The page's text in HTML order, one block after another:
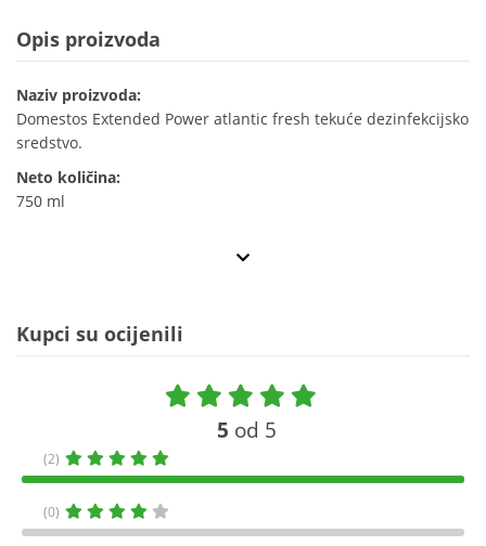
Opis proizvoda
Naziv proizvoda:
Domestos Extended Power atlantic fresh tekuće dezinfekcijsko
sredstvo.
Neto količina:
750 ml
Kupci su ocijenili
5 od 5
(2)
(0)